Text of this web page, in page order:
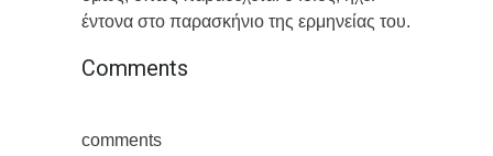
έντονα στο παρασκήνιο της ερμηνείας του.
Comments
comments